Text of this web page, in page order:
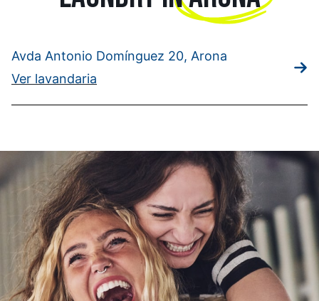
Avda Antonio Domínguez 20, Arona
Ver lavandaria